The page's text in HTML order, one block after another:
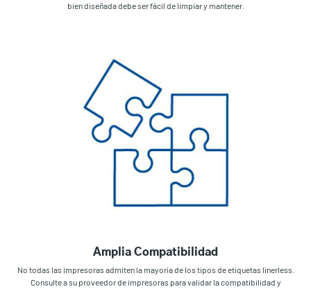
bien diseñada debe ser fácil de limpiar y mantener.
Amplia Compatibilidad
No todas las impresoras admiten la mayoría de los tipos de etiquetas linerless.
Consulte a su proveedor de impresoras para validar la compatibilidad y